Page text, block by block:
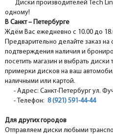
Диски производителей Tech
одному!
В Санкт – Петербурге
Ждём Вас ежедневно с 10.00 до
Предварительно делайте заказ на
подтверждения наличия и
посетить магазин и выбрать диски
примерки дисков на ваш
наличными или картой.
- Адрес: Санкт-Петербург ул.
- Телефон: 8 (921) 591-44-44
Для других городов
Отправляем диски любыми